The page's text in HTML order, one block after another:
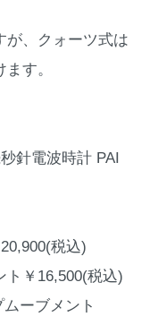
が、クォーツ式は
す。
針電波時計 PAI
税込)
16,500(税込)
ーブメント